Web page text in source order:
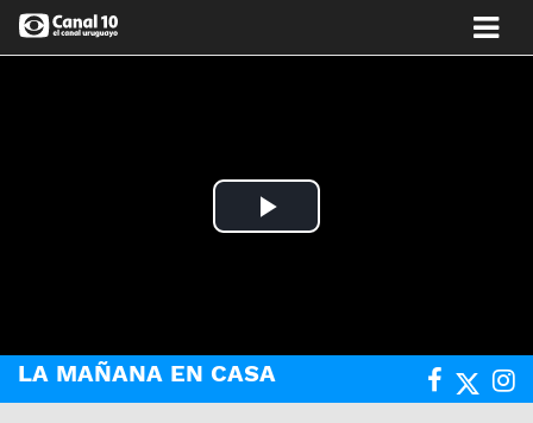
Play
LA MAÑANA EN CASA